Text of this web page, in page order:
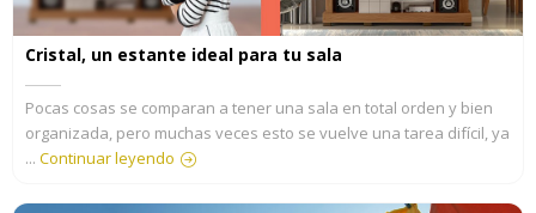
Cristal, un estante ideal para tu sala
Pocas cosas se comparan a tener una sala en total orden y bien
organizada, pero muchas veces esto se vuelve una tarea difícil, ya
... Continuar leyendo